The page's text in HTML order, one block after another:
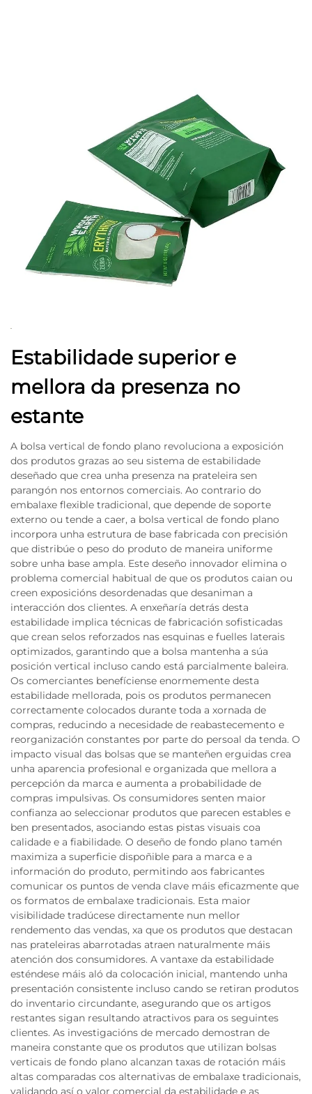
Estabilidade superior e
mellora da presenza no
estante
A bolsa vertical de fondo plano revoluciona a exposición
dos produtos grazas ao seu sistema de estabilidade
deseñado que crea unha presenza na prateleira sen
parangón nos entornos comerciais. Ao contrario do
embalaxe flexible tradicional, que depende de soporte
externo ou tende a caer, a bolsa vertical de fondo plano
incorpora unha estrutura de base fabricada con precisión
que distribúe o peso do produto de maneira uniforme
sobre unha base ampla. Este deseño innovador elimina o
problema comercial habitual de que os produtos caian ou
creen exposicións desordenadas que desaniman a
interacción dos clientes. A enxeñaría detrás desta
estabilidade implica técnicas de fabricación sofisticadas
que crean selos reforzados nas esquinas e fuelles laterais
optimizados, garantindo que a bolsa mantenha a súa
posición vertical incluso cando está parcialmente baleira.
Os comerciantes benefíciense enormemente desta
estabilidade mellorada, pois os produtos permanecen
correctamente colocados durante toda a xornada de
compras, reducindo a necesidade de reabastecemento e
reorganización constantes por parte do persoal da tenda. O
impacto visual das bolsas que se manteñen erguidas crea
unha aparencia profesional e organizada que mellora a
percepción da marca e aumenta a probabilidade de
compras impulsivas. Os consumidores senten maior
confianza ao seleccionar produtos que parecen estables e
ben presentados, asociando estas pistas visuais coa
calidade e a fiabilidade. O deseño de fondo plano tamén
maximiza a superficie dispoñible para a marca e a
información do produto, permitindo aos fabricantes
comunicar os puntos de venda clave máis eficazmente que
os formatos de embalaxe tradicionais. Esta maior
visibilidade tradúcese directamente nun mellor
rendemento das vendas, xa que os produtos que destacan
nas prateleiras abarrotadas atraen naturalmente máis
atención dos consumidores. A vantaxe da estabilidade
esténdese máis aló da colocación inicial, mantendo unha
presentación consistente incluso cando se retiran produtos
do inventario circundante, asegurando que os artigos
restantes sigan resultando atractivos para os seguintes
clientes. As investigacións de mercado demostran de
maneira constante que os produtos que utilizan bolsas
verticais de fondo plano alcanzan taxas de rotación máis
altas comparadas cos alternativas de embalaxe tradicionais,